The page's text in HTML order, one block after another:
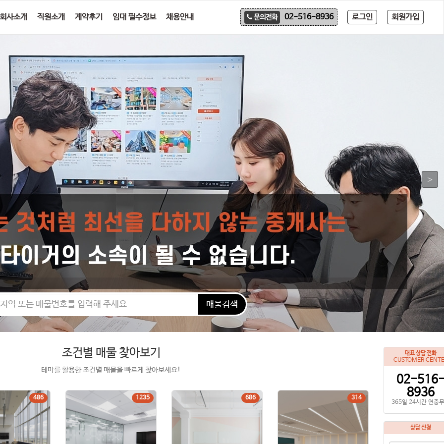
로그인 회원가입
문의전화 02-516-8936
회사소개 직원소개 계약후기 임대 필수정보 채용안내
매물검색
조건별 매물 찾아보기
테마를 활용한 조건별 매물을 빠르게 찾아보세요!
486 1235 686 314
대표 상담 전화
CUSTOMER
02-
8936
365일 24시간 연중
상담 신청